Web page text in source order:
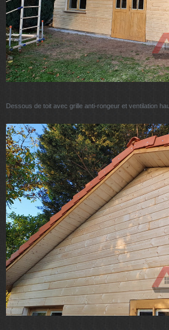
Dessous de toit avec grille anti-rongeur et ventilation